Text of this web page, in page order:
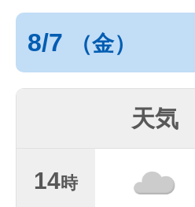
8/7 （金）
天気
14時